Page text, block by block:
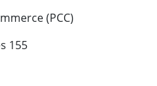
(PCC)
155